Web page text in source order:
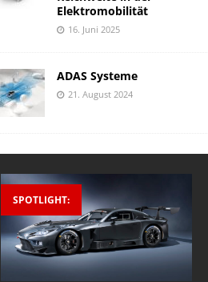
Elektromobilität
16. Juni 2025
ADAS Systeme
21. August 2024
SPOTLIGHT: